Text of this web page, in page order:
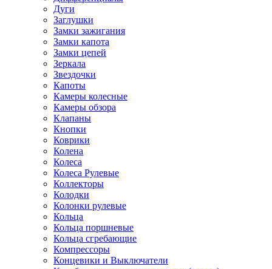
Дуги
Заглушки
Замки зажигания
Замки капота
Замки цепей
Зеркала
Звездочки
Капоты
Камеры колесные
Камеры обзора
Клапаны
Кнопки
Коврики
Колена
Колеса
Колеса Рулевые
Коллекторы
Колодки
Колонки рулевые
Кольца
Кольца поршневые
Кольца сгребающие
Компрессоры
Концевики и Выключатели